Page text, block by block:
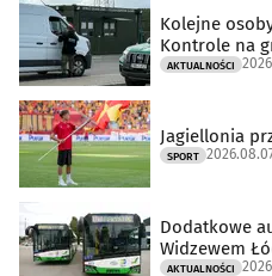
Kolejne
Kontrole na
AKTUALNOŚCI
Jagiellonia
SPORT
Dodatkowe
Widzewem
AKTUALNOŚCI
aktywnie żądanych informacji
Cele przetwarzania inne niż IAB:
Wydajność (Performance)
Funkcjonalne
Reklama / śledzenie